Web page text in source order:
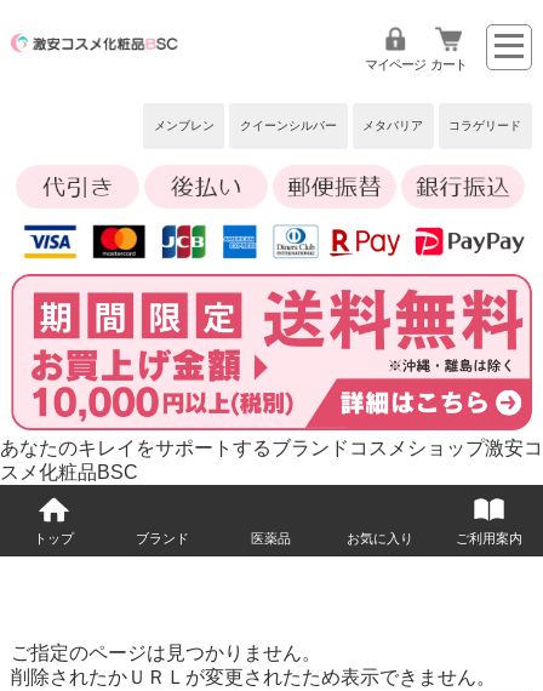
メンブレン クイーンシルバー メタバリア コラゲリード
マイページ カート
あなたのキレイをサポートするブランドコスメショップ激安コ
スメ化粧品BSC
トップ ブランド 医薬品 お気に入り ご利用案内
ご指定のページは見つかりません。
削除されたかＵＲＬが変更されたため表示できません。